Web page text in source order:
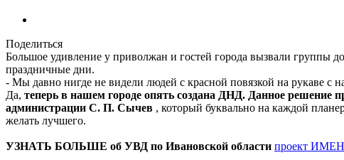
Поделиться
Большое удивление у приволжан и гостей города вызвали
праздничные дни.
- Мы давно нигде не видели людей с красной повязкой на рукаве с
Да, теперь в нашем городе опять создана ДНД. Данное решение
администрации С. П. Сычев , который буквально на каждой
желать лучшего.
УЗНАТЬ БОЛЬШЕ об УВД по Ивановской области проект